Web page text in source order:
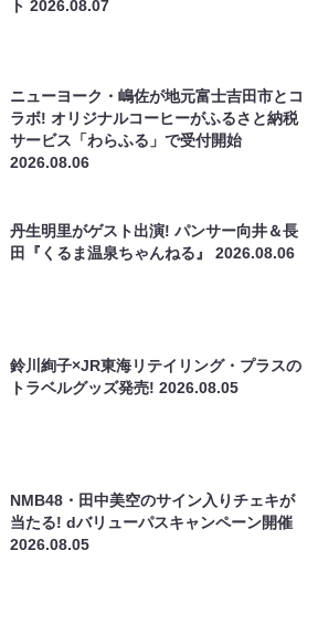
ト2026.08.07
ニューヨーク・嶋佐が地元富士吉田市とコ
ラボ! オリジナルコーヒーがふるさと納税
サービス「わらふる」で受付開始
2026.08.06
丹生明里がゲスト出演! パンサー向井＆長
田『くるま温泉ちゃんねる』2026.08.06
鈴川絢子×JR東海リテイリング・プラスの
トラベルグッズ発売!2026.08.05
NMB48・田中美空のサイン入りチェキが
当たる! dバリューパスキャンペーン開催
2026.08.05